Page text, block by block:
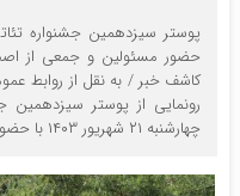
پوستر سیزدهمین جشنواره
حضور مسئولین و جمعی از
کاشف خبر / به نقل از روابط
رونمایی از پوستر سیزدهمین
چهارشنبه ۲۱ شهریور ۱۴۰۳ با حضور روح الله […]